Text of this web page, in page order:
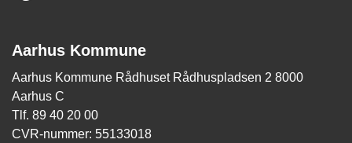
Aarhus Kommune
Aarhus Kommune Rådhuset Rådhuspladsen 2 8000
Aarhus C
Tlf. 89 40 20 00
CVR-nummer: 55133018